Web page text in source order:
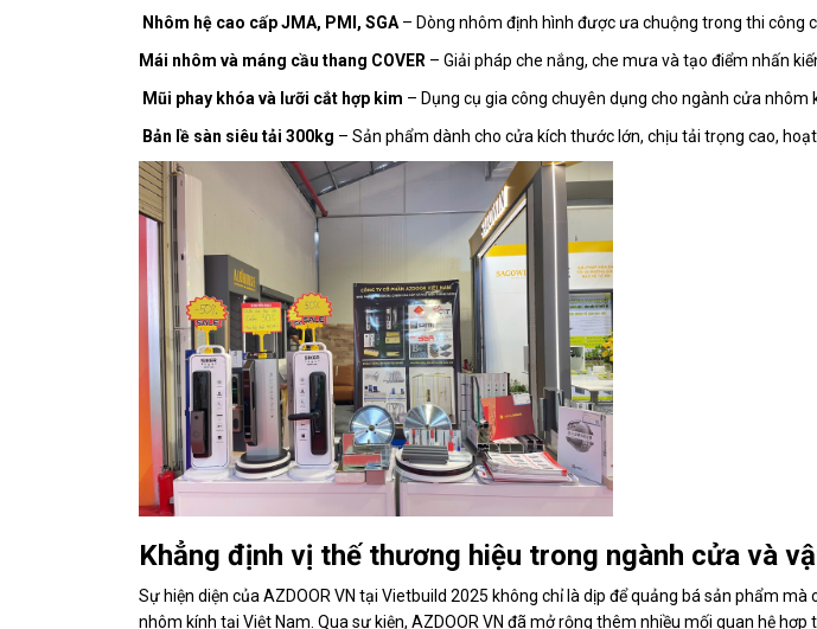
Nhôm hệ cao cấp JMA, PMI, SGA – Dòng nhôm định hình được ưa chuộng trong thi công
Mái nhôm và máng cầu thang COVER – Giải pháp che nắng, che mưa và tạo điểm nhấn
Mũi phay khóa và lưỡi cắt hợp kim – Dụng cụ gia công chuyên dụng cho ngành cửa nhôm
Bản lề sàn siêu tải 300kg – Sản phẩm dành cho cửa kích thước lớn, chịu tải trọng cao,
Khẳng định vị thế thương hiệu trong ngành cửa và
Sự hiện diện của AZDOOR VN tại Vietbuild 2025 không chỉ là dịp để quảng bá sản phẩm
nhôm kính tại Việt Nam. Qua sự kiện, AZDOOR VN đã mở rộng thêm nhiều mối quan hệ